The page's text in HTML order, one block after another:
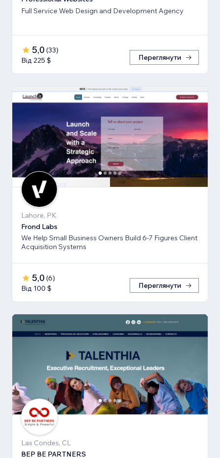
Full Service Web Design and Development Agency
5,0 (33)
Від 225 $
Переглянути
Lahore, PK
Frond Labs
We Help Small Business Owners Build 6-7 Figures Client
Acquisition Systems
5,0 (6)
Від 100 $
Переглянути
Las Condes, CL
BEP BE PARTNERS